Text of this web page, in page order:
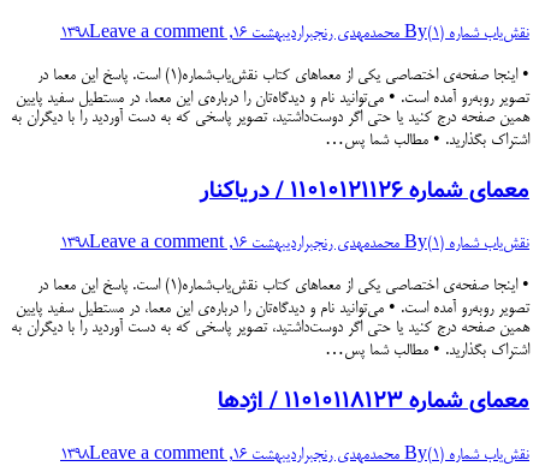
نقش‌یاب شماره (۱) By محمدمهدی رنجبراردیبهشت 16, 1398 Leave a comment
• اینجا صفحه‌ی اختصاصی یکی از معماهای کتاب نقش‌یاب‌شماره(۱) است. پاسخ این معما در
تصویر روبه‌رو آمده است. • می‌توانید نام و دیدگاه‌تان را درباره‌ی این معما، در مستطیل سفید پایین
همین صفحه درج کنید یا حتی اگر دوست‌داشتید، تصویر پاسخی که به دست آوردید را با دیگران به
اشتراک بگذارید. • مطالب شما پس…
معمای شماره ۱۱۰۱۰۱۲۱۱۲۶ / دریاکنار
نقش‌یاب شماره (۱) By محمدمهدی رنجبراردیبهشت 16, 1398 Leave a comment
• اینجا صفحه‌ی اختصاصی یکی از معماهای کتاب نقش‌یاب‌شماره(۱) است. پاسخ این معما در
تصویر روبه‌رو آمده است. • می‌توانید نام و دیدگاه‌تان را درباره‌ی این معما، در مستطیل سفید پایین
همین صفحه درج کنید یا حتی اگر دوست‌داشتید، تصویر پاسخی که به دست آوردید را با دیگران به
اشتراک بگذارید. • مطالب شما پس…
معمای شماره ۱۱۰۱۰۱۱۸۱۲۳ / اژدها
نقش‌یاب شماره (۱) By محمدمهدی رنجبراردیبهشت 16, 1398 Leave a comment